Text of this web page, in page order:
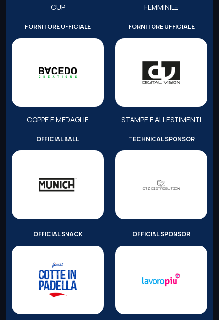
CUP
FEMMINILE
FORNITORE UFFICIALE
COPPE E MEDAGLIE
FORNITORE UFFICIALE
STAMPE E ALLESTIMENTI
OFFICIAL BALL TECHNICAL SPONSOR
OFFICIAL SNACK OFFICIAL SPONSOR